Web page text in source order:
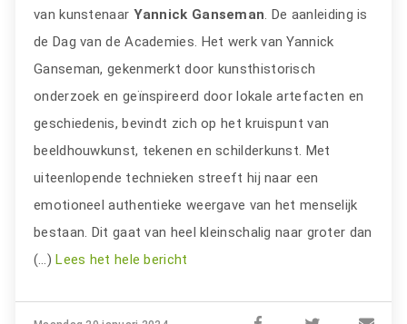
van kunstenaar Yannick Ganseman. De aanleiding is
de Dag van de Academies. Het werk van Yannick
Ganseman, gekenmerkt door kunsthistorisch
onderzoek en geïnspireerd door lokale artefacten en
geschiedenis, bevindt zich op het kruispunt van
beeldhouwkunst, tekenen en schilderkunst. Met
uiteenlopende technieken streeft hij naar een
emotioneel authentieke weergave van het menselijk
bestaan. Dit gaat van heel kleinschalig naar groter dan
(…)Lees het hele bericht